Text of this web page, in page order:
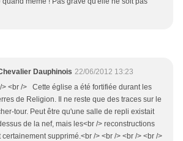
Dauphinois 22/06/2012 13:23
> <br /> Cette église a été fortifiée durant les
de Religion. Il ne reste que des traces sur le
tour. Peut être qu'une salle de repli existait
de la nef, mais les<br /> reconstructions
certainement supprimé.<br /> <br /> <br /> <br />